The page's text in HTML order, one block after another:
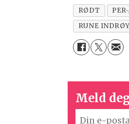
RØDT
RUNE
Meld